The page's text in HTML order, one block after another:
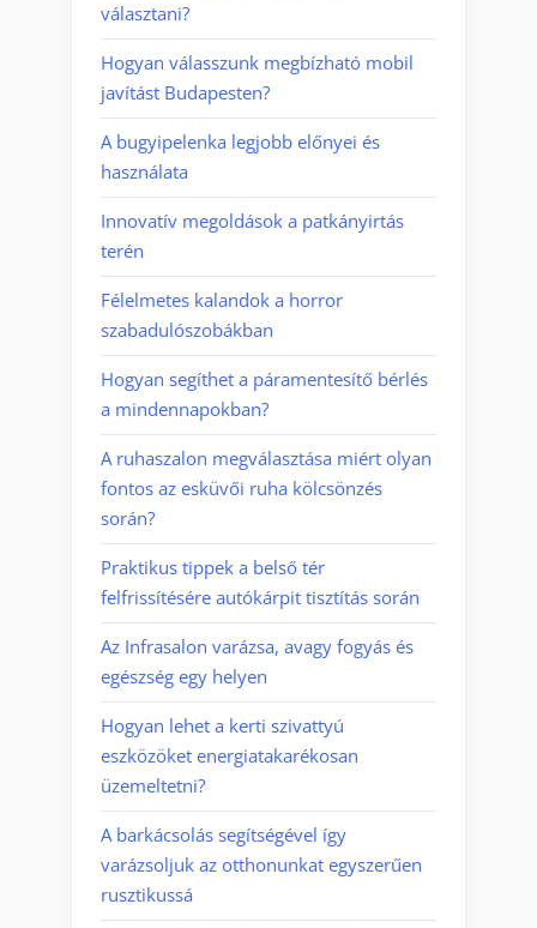
választani?
Hogyan válasszunk megbízható mobil
javítást Budapesten?
A bugyipelenka legjobb előnyei és
használata
Innovatív megoldások a patkányirtás
terén
Félelmetes kalandok a horror
szabadulószobákban
Hogyan segíthet a páramentesítő bérlés
a mindennapokban?
A ruhaszalon megválasztása miért olyan
fontos az esküvői ruha kölcsönzés
során?
Praktikus tippek a belső tér
felfrissítésére autókárpit tisztítás során
Az Infrasalon varázsa, avagy fogyás és
egészség egy helyen
Hogyan lehet a kerti szivattyú
eszközöket energiatakarékosan
üzemeltetni?
A barkácsolás segítségével így
varázsoljuk az otthonunkat egyszerűen
rusztikussá